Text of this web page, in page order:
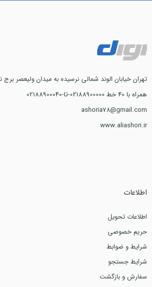
تهران خیابان الوند شمالی نرسیده به میدان ولیعصر برج نورا
همراه با 40 خط 02188900000-تا-02188900040
ashoria78@gmail.com
www.aliashori.ir
اطلاعات
اطلاعات تحویل
حریم خصوصی
شرایط و ضوابط
شرایط جستجو
سفارش و بازگشت